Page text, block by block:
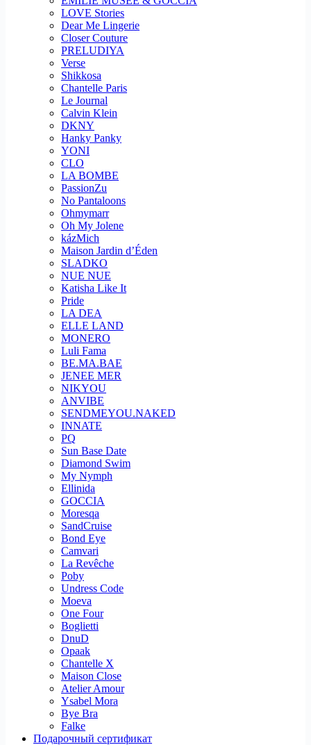
LOVE Stories
Dear Me Lingerie
Closer Couture
PRELUDIYA
Verse
Shikkosa
Chantelle Paris
Le Journal
Calvin Klein
DKNY
Hanky Panky
YONI
CLO
LA BOMBE
PassionZu
No Pantaloons
Ohmymarr
Oh My Jolene
kázMich
Maison Jardin d’Éden
SLADKO
NUE NUE
Katisha Like It
Pride
LA DEA
ELLE LAND
MONERO
Luli Fama
BE.MA.BAE
JENEE MER
NIKYOU
ANVIBE
SENDMEYOU.NAKED
INNATE
PQ
Sun Base Date
Diamond Swim
My Nymph
Ellinida
GOCCIA
Moresqa
SandCruise
Bond Eye
Camvari
La Revêche
Poby
Undress Code
Moeva
One Four
Boglietti
DnuD
Opaak
Chantelle X
Maison Close
Atelier Amour
Ysabel Mora
Bye Bra
Falke
Подарочный сертификат